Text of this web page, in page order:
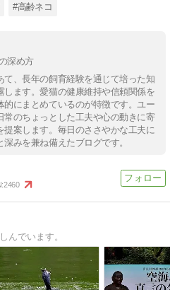
#高齢ネコ
深め方
、長年の飼育経験を通じて培った知
ます。愛猫の健康維持や信頼関係を
にまとめているのが特徴です。ユー
のちょっとした工夫や心の動きに寄
提案します。毎日のささやかな工夫に
みを兼ね備えたブログです。
2460
んでいます。